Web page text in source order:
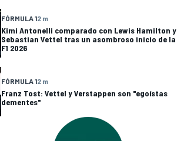
FÓRMULA 12 m
Kimi Antonelli comparado con Lewis Hamilton y
Sebastian Vettel tras un asombroso inicio de la
F1 2026
FÓRMULA 12 m
Franz Tost: Vettel y Verstappen son "egoístas
dementes"